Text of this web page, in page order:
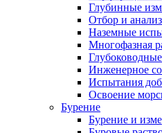
Глубинные
Отбор и
Наземные
Многофазная
Инженерное
Испытания
Освоение
Бурение
Бурение и